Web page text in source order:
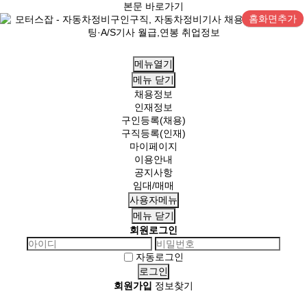
본문 바로가기
홈화면추가
메뉴열기
메뉴 닫기
채용정보
인재정보
구인등록(채용)
구직등록(인재)
마이페이지
이용안내
공지사항
임대/매매
사용자메뉴
메뉴 닫기
회원로그인
자동로그인
회원가입 정보찾기